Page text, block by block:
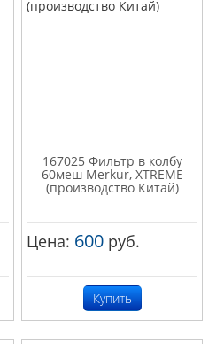
167025 Фильтр в колбу
60меш Merkur, XTREME
(производство Китай)
Цена: 600 руб.
Купить